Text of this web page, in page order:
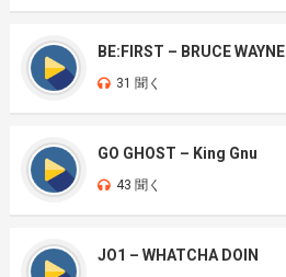
BE:FIRST – BRUCE WAYNE
31 聞く
GO GHOST – King Gnu
43 聞く
JO1 – WHATCHA DOIN